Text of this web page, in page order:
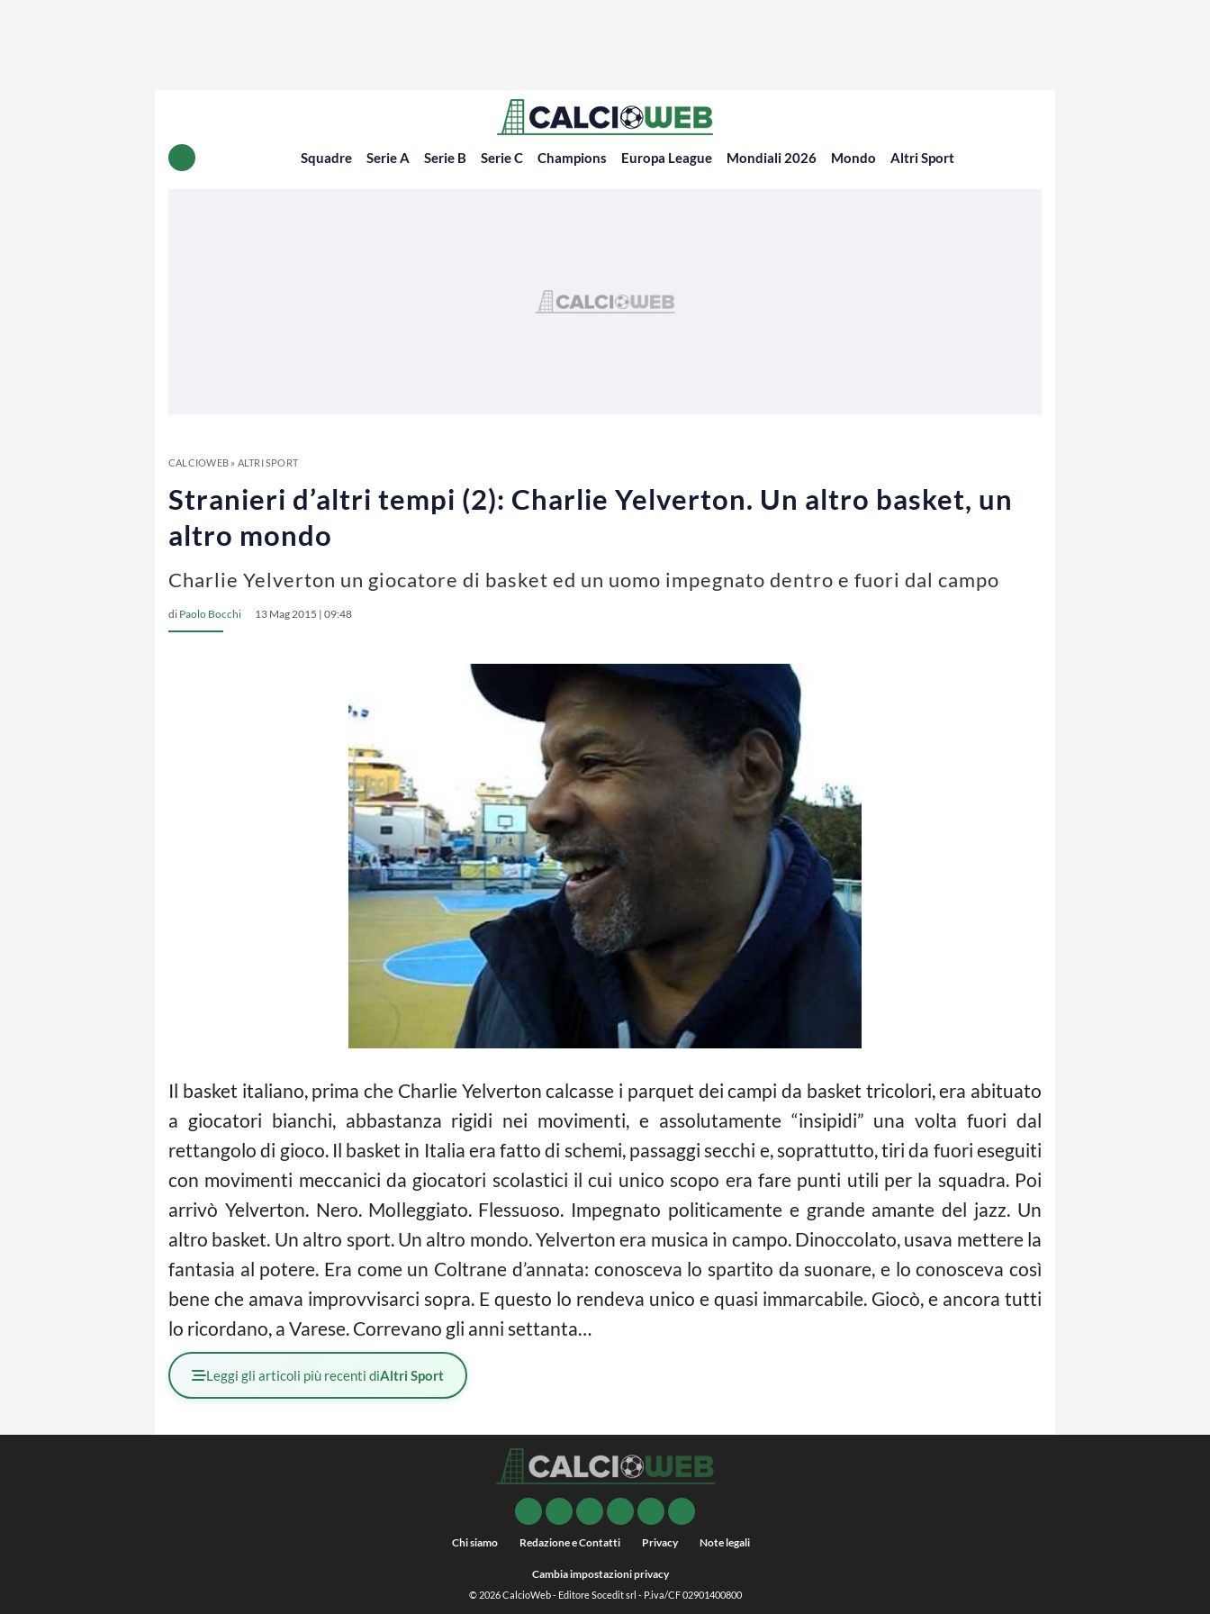
Squadre Serie A Serie B Serie C Champions Europa League Mondiali 2026 Mondo Altri Sport
CALCIOWEB» ALTRI SPORT
Stranieri d’altri tempi (2): Charlie Yelverton. Un altro basket, un
altro mondo
Charlie Yelverton un giocatore di basket ed un uomo impegnato dentro e fuori dal campo
di Paolo Bocchi 13 Mag 2015 | 09:48
Il basket italiano, prima che Charlie Yelverton calcasse i parquet dei campi da basket tricolori, era abituato
a giocatori bianchi, abbastanza rigidi nei movimenti, e assolutamente “insipidi” una volta fuori dal
rettangolo di gioco. Il basket in Italia era fatto di schemi, passaggi secchi e, soprattutto, tiri da fuori eseguiti
con movimenti meccanici da giocatori scolastici il cui unico scopo era fare punti utili per la squadra. Poi
arrivò Yelverton. Nero. Molleggiato. Flessuoso. Impegnato politicamente e grande amante del jazz. Un
altro basket. Un altro sport. Un altro mondo. Yelverton era musica in campo. Dinoccolato, usava mettere la
fantasia al potere. Era come un Coltrane d’annata: conosceva lo spartito da suonare, e lo conosceva così
bene che amava improvvisarci sopra. E questo lo rendeva unico e quasi immarcabile. Giocò, e ancora tutti
lo ricordano, a Varese. Correvano gli anni settanta…
Leggi gli articoli più recenti diAltri Sport
Chi siamo Redazione e Contatti Privacy Note legali
Cambia impostazioni privacy
© 2026CalcioWeb- Editore Socedit srl - P.iva/CF 02901400800